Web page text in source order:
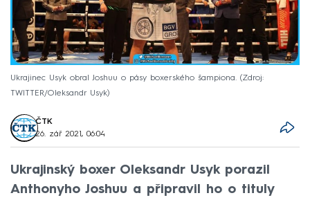
Ukrajinec Usyk obral Joshuu o pásy boxerského šampiona.
Zdroj:
TWITTER/Oleksandr Usyk
ČTK
26. zář 2021, 06:04
Ukrajinský boxer Oleksandr Usyk porazil
Anthonyho Joshuu a připravil ho o tituly